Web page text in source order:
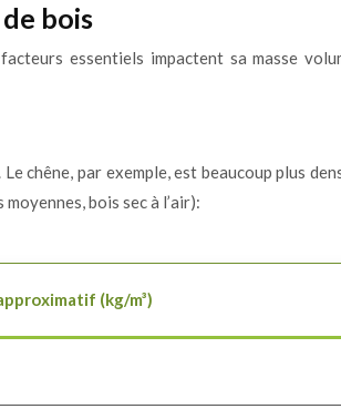
bois
essentiels impactent sa masse
chêne, par exemple, est beaucoup plus
bois sec à l’air):
(kg/m³)